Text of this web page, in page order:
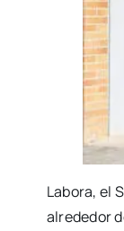
Labo­ra, el
alre­de­dor